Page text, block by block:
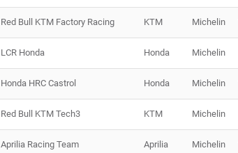
Red Bull KTM Factory Racing KTM Michelin
LCR Honda Honda Michelin
Honda HRC Castrol Honda Michelin
Red Bull KTM Tech3 KTM Michelin
Aprilia Racing Team Aprilia Michelin